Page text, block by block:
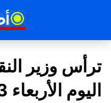
ترأس وزير